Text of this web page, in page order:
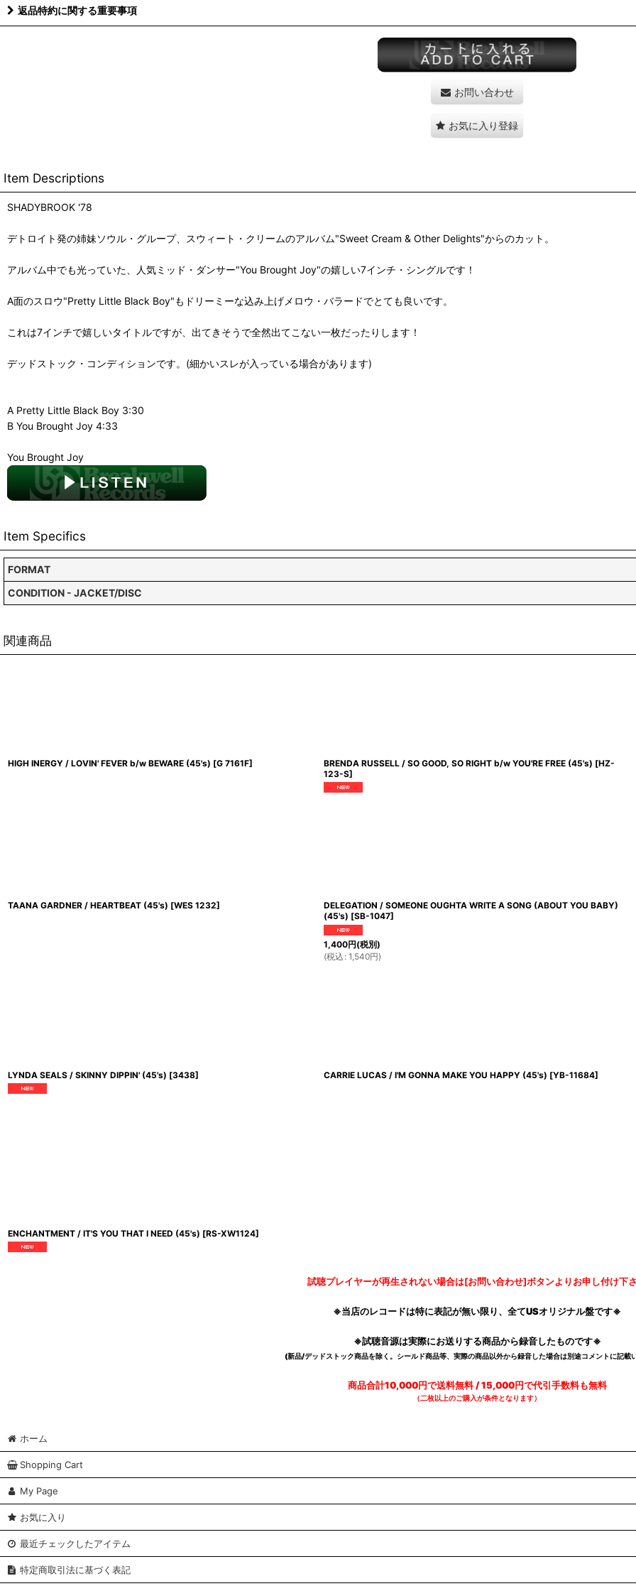
返品特約に関する重要事項
お問い合わせ
お気に入り登録
Item Descriptions
SHADYBROOK '78
デトロイト発の姉妹ソウル・グループ、スウィート・クリームのアルバム"Sweet Cream & Other Delights"からのカット。
アルバム中でも光っていた、人気ミッド・ダンサー"You Brought Joy"の嬉しい7インチ・シングルです！
A面のスロウ"Pretty Little Black Boy"もドリーミーな込み上げメロウ・バラードでとても良いです。
これは7インチで嬉しいタイトルですが、出てきそうで全然出てこない一枚だったりします！
デッドストック・コンディションです。(細かいスレが入っている場合があります)
A Pretty Little Black Boy 3:30
B You Brought Joy 4:33
You Brought Joy
Item Specifics
FORMAT
CONDITION - JACKET/DISC
関連商品
HIGH INERGY / LOVIN' FEVER b/w BEWARE (45's) [G 7161F] BRENDA RUSSELL / SO GOOD, SO RIGHT b/w YOU'RE FREE (45's) [HZ-
123-S]
TAANA GARDNER / HEARTBEAT (45's) [WES 1232]
DELEGATION / SOMEONE OUGHTA WRITE A SONG (ABOUT YOU BABY)
(45's) [SB-1047]
1,400円(税別)
(税込 : 1,540円)
LYNDA SEALS / SKINNY DIPPIN' (45's) [3438] CARRIE LUCAS / I'M GONNA MAKE YOU HAPPY (45's) [YB-11684]
ENCHANTMENT / IT'S YOU THAT I NEED (45's) [RS-XW1124]
試聴プレイヤーが再生されない場合は[お問い合わせ]ボタンよりお申し付け下
※当店のレコードは特に表記が無い限り、全てUSオリジナル盤です※
※試聴音源は実際にお送りする商品から録音したものです※
(新品/デッドストック商品を除く。シールド商品等、実際の商品以外から録音した場合は別途コメントに記載
商品合計10,000円で送料無料 / 15,000円で代引手数料も無料
（二枚以上のご購入が条件となります）
ホーム
Shopping Cart
My Page
お気に入り
最近チェックしたアイテム
特定商取引法に基づく表記